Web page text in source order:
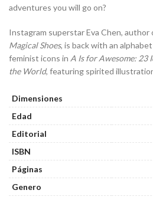
adventures you will go on?
Instagram superstar Eva Chen, author
Magical Shoes, is back with an
feminist icons in A Is for Awesome: 23
the World, featuring spirited
Dimensiones
Edad
Editorial
ISBN
Páginas
Genero